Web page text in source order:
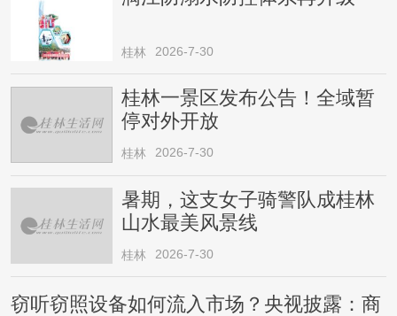
桂林 2026-7-30
桂林一景区发布公告！全域暂
停对外开放
桂林 2026-7-30
暑期，这支女子骑警队成桂林
山水最美风景线
桂林 2026-7-30
窃听窃照设备如何流入市场？央视披露：商